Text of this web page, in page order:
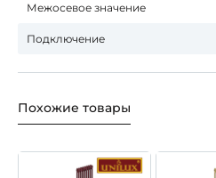
Межосевое значение
Подключение
Похожие товары